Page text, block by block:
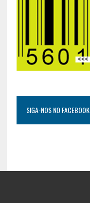
SIGA-NOS NO FACEBOOK